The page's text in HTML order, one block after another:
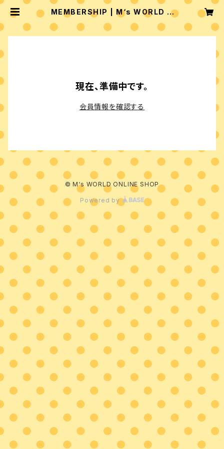
MEMBERSHIP | M‘s WORLD O
NLINE SHOP
現在、準備中です。
会員情報を確認する
© M‘s WORLD ONLINE SHOP
Powered by